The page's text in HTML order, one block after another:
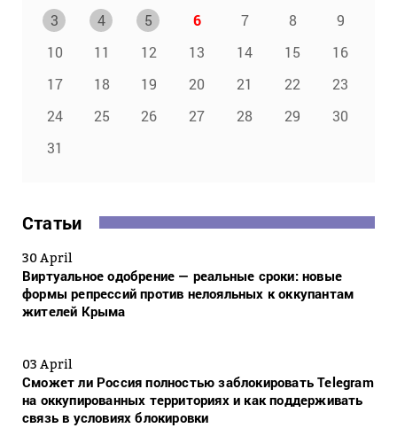
3
4 5 6 7 8
9
10
11 12 13 14 15
16
17
18 19 20 21 22
23
24
25 26 27 28 29
30
31
Статьи
30 April
Виртуальное одобрение — реальные сроки: новые
формы репрессий против нелояльных к оккупантам
жителей Крыма
03 April
Сможет ли Россия полностью заблокировать Telegram
на оккупированных территориях и как поддерживать
связь в условиях блокировки